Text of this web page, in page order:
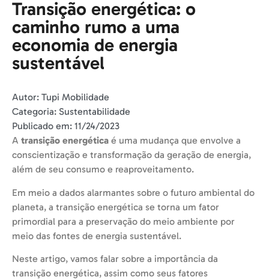
Transição energética: o
caminho rumo a uma
economia de energia
sustentável
Autor: Tupi Mobilidade
Categoria: Sustentabilidade
Publicado em: 11/24/2023
A transição energética é uma mudança que envolve a
conscientização e transformação da geração de energia,
além de seu consumo e reaproveitamento.
Em meio a dados alarmantes sobre o futuro ambiental do
planeta, a transição energética se torna um fator
primordial para a preservação do meio ambiente por
meio das fontes de energia sustentável.
Neste artigo, vamos falar sobre a importância da
transição energética, assim como seus fatores